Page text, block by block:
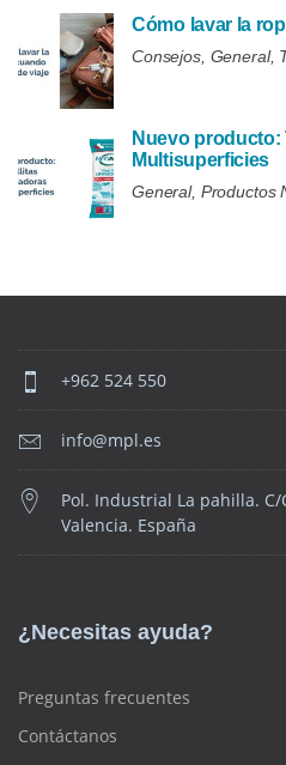
Cómo lavar la
Consejos, General,
Nuevo
Multisuperficies
General, Productos
+962 524 550
info@mpl.es
Pol. Industrial La pahilla. C/
Valencia. España
¿Necesitas ayuda?
Preguntas frecuentes
Contáctanos